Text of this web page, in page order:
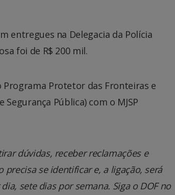
entregues na Delegacia da Polícia
foi de R$ 200 mil.
Programa Protetor das Fronteiras e
Pública) com o MJSP
dúvidas, receber reclamações e
precisa se identificar e, a ligação, será
sete dias por semana. Siga o DOF no